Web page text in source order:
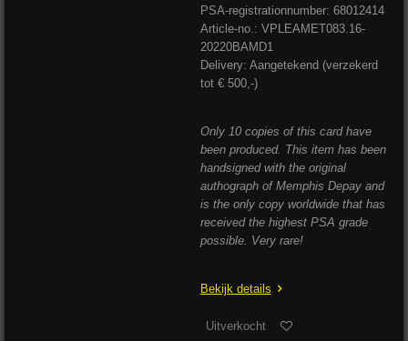
PSA-registrationnumber: 68012414
Article-no.: VPLEAMET083.16-
20220BAMD1
Delivery: Aangetekend (verzekerd
tot € 500,-)
Only 10 copies of this card have
been produced. This item has been
handsigned with the original
authograph of Memphis Depay and
is the only copy worldwide that has
received the highest PSA grade
possible. Very rare!
Bekijk details
Uitverkocht